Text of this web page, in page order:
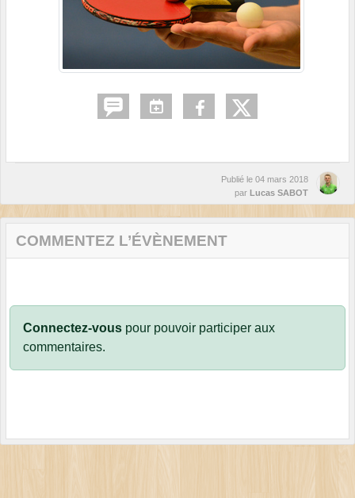
Publié le 04 mars 2018
par Lucas SABOT
COMMENTEZ L’ÉVÈNEMENT
Connectez-vous pour pouvoir participer aux
commentaires.